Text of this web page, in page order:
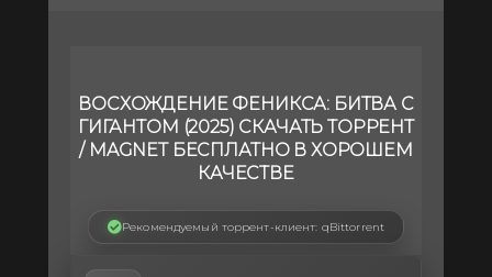
ВОСХОЖДЕНИЕ ФЕНИКСА: БИТВА С
ГИГАНТОМ (2025) СКАЧАТЬ ТОРРЕНТ
/ MAGNET БЕСПЛАТНО В ХОРОШЕМ
КАЧЕСТВЕ
Рекомендуемый торрент-клиент: qBittorrent